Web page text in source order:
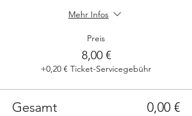
Mehr Infos
Preis
8,00 €
+0,20 € Ticket-Servicegebühr
Gesamt 0,00 €